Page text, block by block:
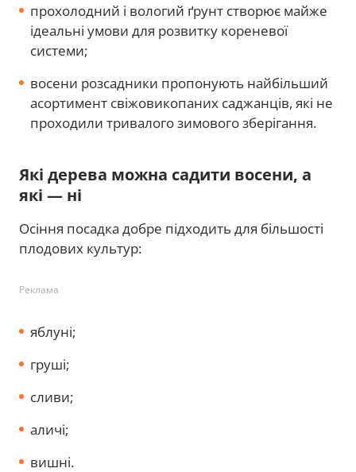
прохолодний і вологий ґрунт створює майже
ідеальні умови для розвитку кореневої
системи;
восени розсадники пропонують найбільший
асортимент свіжовикопаних саджанців, які не
проходили тривалого зимового зберігання.
Які дерева можна садити восени, а
які — ні
Осіння посадка добре підходить для більшості
плодових культур:
Реклама
яблуні;
груші;
сливи;
аличі;
вишні.